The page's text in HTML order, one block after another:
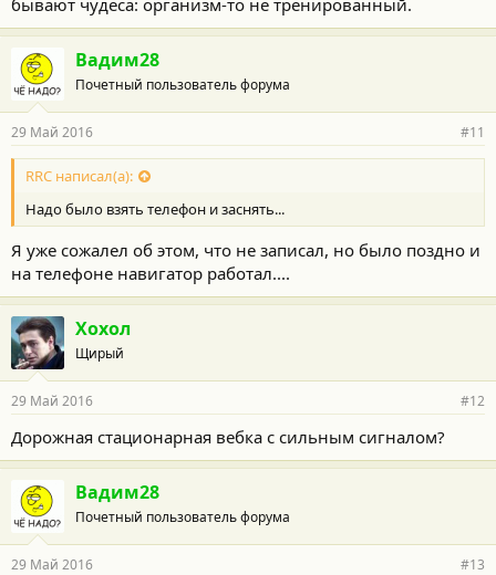
Вадим28
Почетный пользователь форума
29 Май 2016 #11
RRC написал(а):
Надо было взять телефон и заснять...
Я уже сожалел об этом, что не записал, но было поздно и
на телефоне навигатор работал....
Хохол
Щирый
29 Май 2016 #12
Дорожная стационарная вебка с сильным сигналом?
Вадим28
Почетный пользователь форума
29 Май 2016 #13